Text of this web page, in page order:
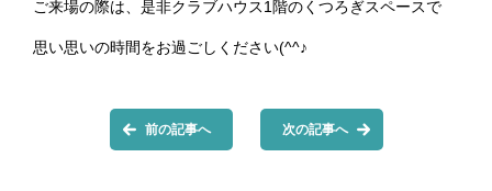
ご来場の際は、是非クラブハウス1階のくつろぎスペースで
思い思いの時間をお過ごしください(^^♪
前の記事へ 次の記事へ